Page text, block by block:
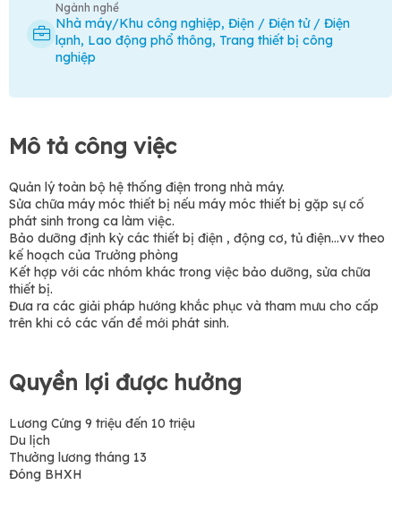
Ngành nghề
Nhà máy/Khu công nghiệp, Điện / Điện tử / Điện
lạnh, Lao động phổ thông, Trang thiết bị công
nghiệp
Mô tả công việc
Quản lý toàn bộ hệ thống điện trong nhà máy.
Sửa chữa máy móc thiết bị nếu máy móc thiết bị gặp sự cố
phát sinh trong ca làm việc.
Bảo dưỡng định kỳ các thiết bị điện , động cơ, tủ điện…vv theo
kế hoạch của Trưởng phòng
Kết hợp với các nhóm khác trong việc bảo dưỡng, sửa chữa
thiết bị.
Đưa ra các giải pháp hướng khắc phục và tham mưu cho cấp
trên khi có các vấn đề mới phát sinh.
Quyền lợi được hưởng
Lương Cứng 9 triệu đến 10 triệu
Du lịch
Thưởng lương tháng 13
Đóng BHXH